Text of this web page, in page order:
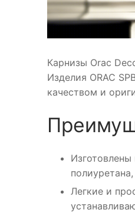
Карнизы Orac
Изделия ORAC
качеством и
Легкие и